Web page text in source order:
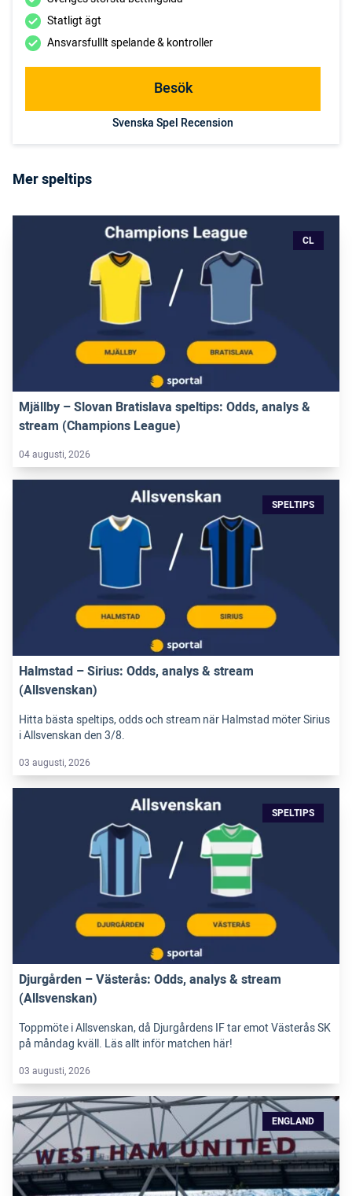
Statligt ägt
Ansvarsfulllt spelande & kontroller
Besök
Svenska Spel Recension
Mer speltips
CL
Mjällby – Slovan Bratislava speltips: Odds, analys &
stream (Champions League)
04 augusti, 2026
SPELTIPS
Halmstad – Sirius: Odds, analys & stream
(Allsvenskan)
Hitta bästa speltips, odds och stream när Halmstad möter Sirius
i Allsvenskan den 3/8.
03 augusti, 2026
SPELTIPS
Djurgården – Västerås: Odds, analys & stream
(Allsvenskan)
Toppmöte i Allsvenskan, då Djurgårdens IF tar emot Västerås SK
på måndag kväll. Läs allt inför matchen här!
03 augusti, 2026
ENGLAND